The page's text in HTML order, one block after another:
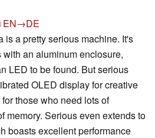
EN→DE
is a pretty serious machine. It's
an aluminum enclosure,
LED to be found. But serious
OLED display for creative
those who need lots of
memory. Serious even extends to
boasts excellent performance